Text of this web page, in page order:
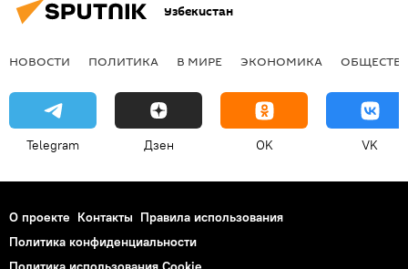
Узбекистан
НОВОСТИ ПОЛИТИКА В МИРЕ ЭКОНОМИКА
Telegram Дзен OK VK
О проекте Контакты Правила использования
Политика конфиденциальности